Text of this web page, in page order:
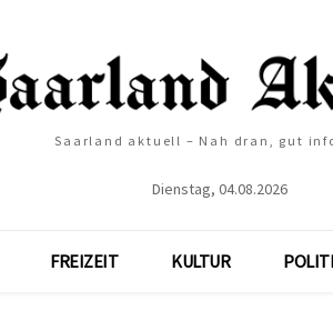
Saarland aktuell – Nah dran, gut
Dienstag, 04.08.2026
FREIZEIT KULTUR